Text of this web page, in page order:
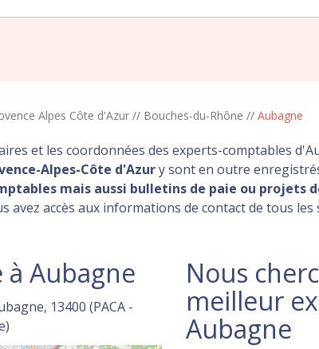
Alpes Côte d'Azur // Bouches-du-Rhône // Aubagne
et les coordonnées des experts-comptables
Alpes-Côte d'Azury sont en outre
mais aussi bulletins de paie ou projets
accès aux informations de contact de tous les
Aubagne
13400 (PACA -
Nous
meilleur
Aubagne